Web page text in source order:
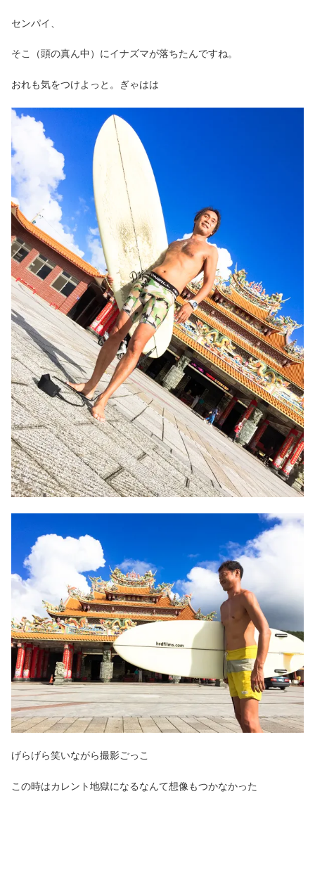
センパイ、
そこ（頭の真ん中）にイナズマが落ちたんですね。
おれも気をつけよっと。ぎゃはは
げらげら笑いながら撮影ごっこ
この時はカレント地獄になるなんて想像もつかなかった